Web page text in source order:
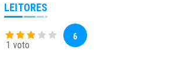
LEITORES
1 voto
6